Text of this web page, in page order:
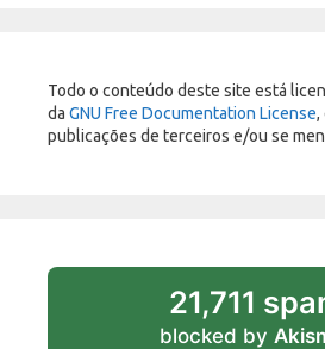
Todo o conteúdo deste site está
da GNU Free Documentation License,
publicações de terceiros e/ou se
21,711
blocked by